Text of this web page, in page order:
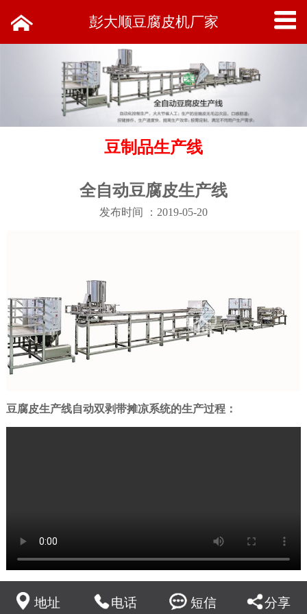
彭大顺豆腐皮机厂家
豆制品生产线
全自动豆腐皮生产线
发布时间 ：2019-05-20
豆腐皮生产线自动双剥带摊凉系统的生产过程：
地址 电话 短信 分享